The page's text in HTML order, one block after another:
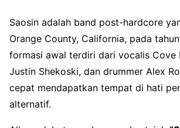
Saosin adalah band post-hardcore
Orange County, California, pada
formasi awal terdiri dari vocalis Cove
Justin Shekoski, dan drummer Alex
cepat mendapatkan tempat di hati
alternatif.